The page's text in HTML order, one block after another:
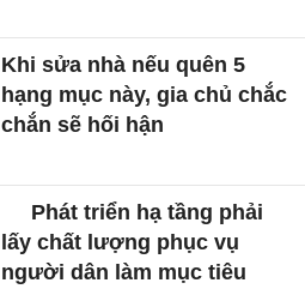
Khi sửa nhà nếu quên 5
hạng mục này, gia chủ chắc
chắn sẽ hối hận
Phát triển hạ tầng phải
lấy chất lượng phục vụ
người dân làm mục tiêu